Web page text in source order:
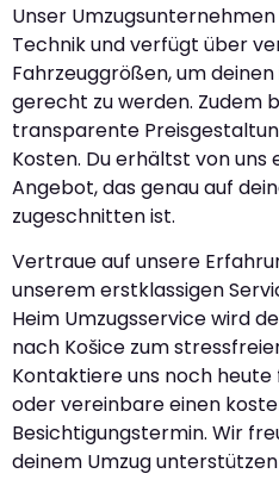
Unser
Technik und verfügt über
Fahrzeuggrößen, um
gerecht zu werden. Zudem
transparente
Kosten. Du erhältst von uns
Angebot, das genau auf
zugeschnitten ist.
Vertraue auf unsere
unserem erstklassigen
Heim Umzugsservice wird
nach Košice zum
Kontaktiere uns noch
oder vereinbare einen
Besichtigungstermin. Wir
deinem Umzug